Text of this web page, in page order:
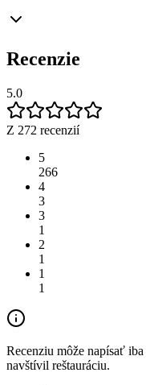
Recenzie
5.0
Z 272 recenzií
5
266
4
3
3
1
2
1
1
1
Recenziu môže napísať
navštívil reštauráciu.